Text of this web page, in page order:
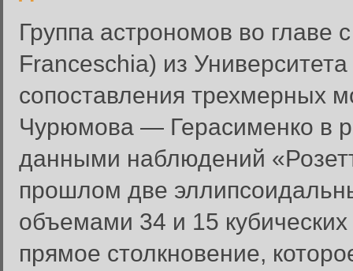
Группа астрономов во главе
Franceschia) из
сопоставления трехмерных
Чурюмова — Герасименко в
данными наблюдений
прошлом две
объемами 34 и 15
прямое столкновение,